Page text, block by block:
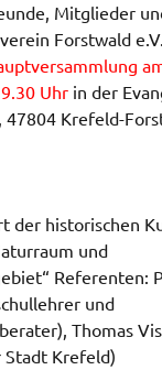
Mitglieder
Forstwald
Uhr in der
47804 Krefeld-
der historischen
und
Referenten:
und
Thomas
Krefeld)